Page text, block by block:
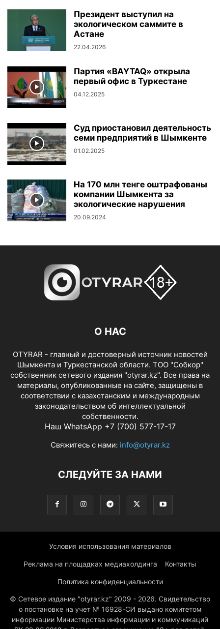
Президент выступил на
экологическом саммите в
Астане
22.04.2026
Партия «BAYTAQ» открыла
первый офис в Туркестане
04.12.2025
Суд приостановил деятельность
семи предприятий в Шымкенте
01.02.2025
На 170 млн тенге оштрафованы
компании Шымкента за
экологические нарушения
20.09.2024
О НАС
OTYRAR - главный и достоверный источник новостей
Шымкента и Туркестанской области. ТОО "Собкор"
собственник сетевого издания "otyrar.kz". Все права на
материалы, опубликованные на сайте, защищены в
соответствии с казахстанским и международным
законодательством об интеллектуальной
собственности.
Наш WhatsApp +7 (700) 577-17-17
Свяжитесь с нами: info@otyrar.kz
СЛЕДУЙТЕ ЗА НАМИ
Условия использования материалов
Реклама на площадках медиахолдинга Контакты
Политика конфиденциальности
© Сетевое издание "otyrar.kz" 2009 - 2026. Свидетельство
о постановке на учет № 16928-СИ выдано комитетом
информации Министерства информации и коммуникаций